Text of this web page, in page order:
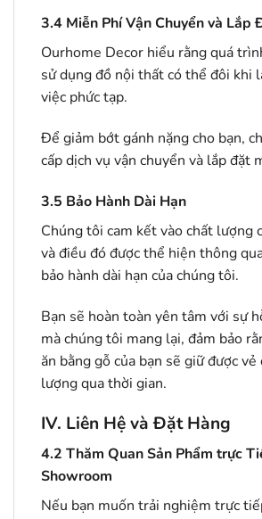
3.4 Miễn Phí Vận Chuyển và Lắp
Ourhome Decor hiểu rằng quá
sử dụng đồ nội thất có thể đôi khi
việc phức tạp.
Để giảm bớt gánh nặng cho bạn,
cấp dịch vụ vận chuyển và lắp đặt
3.5 Bảo Hành Dài Hạn
Chúng tôi cam kết vào chất lượng
và điều đó được thể hiện thông
bảo hành dài hạn của chúng tôi.
Bạn sẽ hoàn toàn yên tâm với sự
mà chúng tôi mang lại, đảm bảo
ăn bằng gỗ của bạn sẽ giữ được vẻ
lượng qua thời gian.
IV. Liên Hệ và Đặt Hàng
4.2 Thăm Quan Sản Phẩm trực
Showroom
Nếu bạn muốn trải nghiệm trực